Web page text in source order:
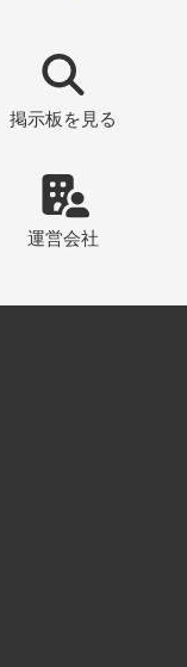
掲示板 を見る
運営会社